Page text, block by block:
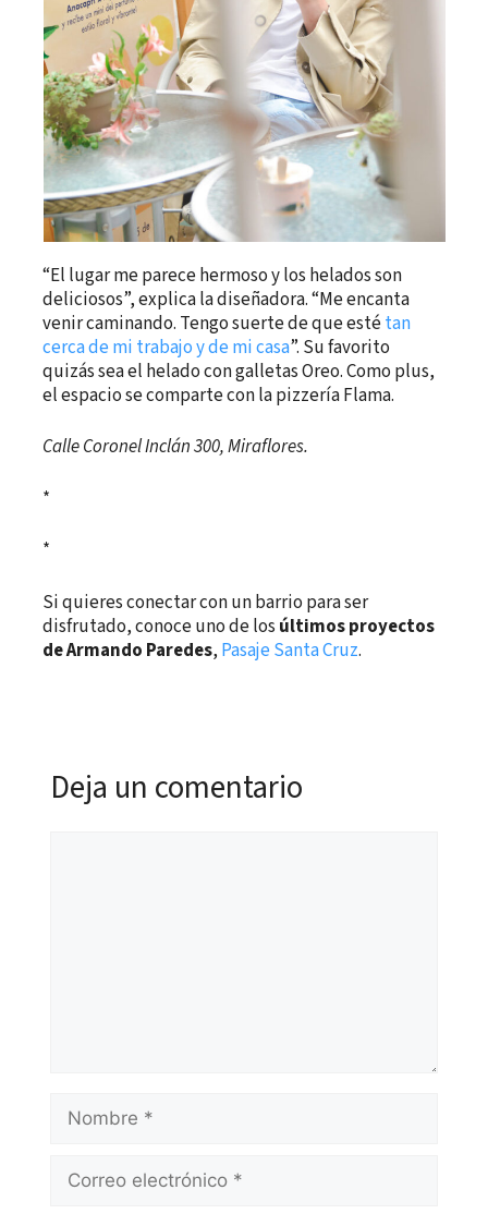
“El lugar me parece hermoso y los helados son
deliciosos”, explica la diseñadora. “Me encanta
venir caminando. Tengo suerte de que estétan
cerca de mi trabajo y de mi casa”. Su favorito
quizás sea el helado con galletas Oreo. Como plus,
el espacio se comparte con la pizzería Flama.
Calle Coronel Inclán 300, Miraflores.
*
*
Si quieres conectar con un barrio para ser
disfrutado, conoce uno de los últimos proyectos
de Armando Paredes, Pasaje Santa Cruz.
Deja un comentario
Nombre
Correo
electrónico